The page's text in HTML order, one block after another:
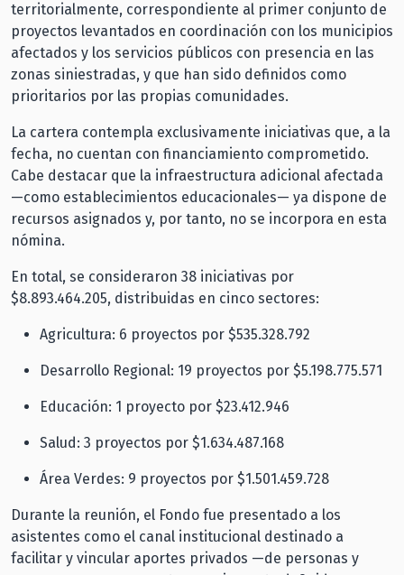
territorialmente, correspondiente al primer conjunto de
proyectos levantados en coordinación con los municipios
afectados y los servicios públicos con presencia en las
zonas siniestradas, y que han sido definidos como
prioritarios por las propias comunidades.
La cartera contempla exclusivamente iniciativas que, a la
fecha, no cuentan con financiamiento comprometido.
Cabe destacar que la infraestructura adicional afectada
—como establecimientos educacionales— ya dispone de
recursos asignados y, por tanto, no se incorpora en esta
nómina.
En total, se consideraron 38 iniciativas por
$8.893.464.205, distribuidas en cinco sectores:
Agricultura: 6 proyectos por $535.328.792
Desarrollo Regional: 19 proyectos por $5.198.775.571
Educación: 1 proyecto por $23.412.946
Salud: 3 proyectos por $1.634.487.168
Área Verdes: 9 proyectos por $1.501.459.728
Durante la reunión, el Fondo fue presentado a los
asistentes como el canal institucional destinado a
facilitar y vincular aportes privados —de personas y